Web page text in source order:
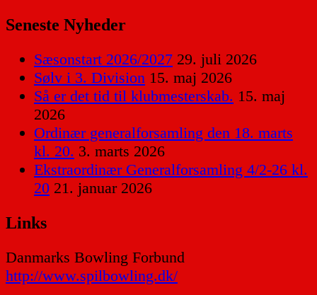
Seneste Nyheder
Sæsonstart 2026/2027 29. juli 2026
Sølv i 3. Division 15. maj 2026
Så er det tid til klubmesterskab. 15. maj
2026
Ordinær generalforsamling den 18. marts
kl. 20. 3. marts 2026
Ekstraordinær Generalforsamling 4/2-26 kl.
20 21. januar 2026
Links
Danmarks Bowling Forbund
http://www.spilbowling.dk/